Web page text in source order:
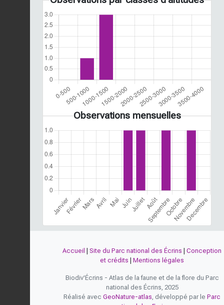
Observations mensuelles
Accueil Site du Parc national des Écrins
Conception
et crédits
Mentions légales
Biodiv'Écrins - Atlas de la faune et de la flore du Parc
national des Écrins, 2025
Réalisé avec GeoNature-atlas, développé par le Parc